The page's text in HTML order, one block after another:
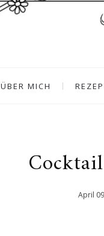
ÜBER MICH
April 09